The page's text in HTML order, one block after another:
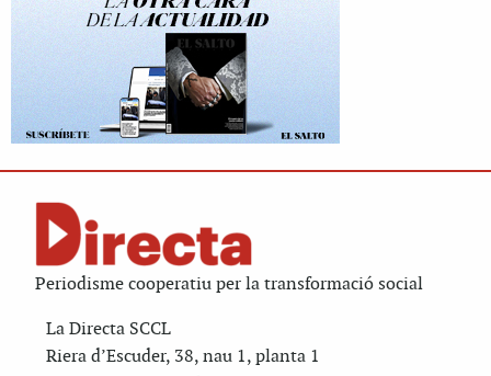
Periodisme cooperatiu per la transformació social
La Directa SCCL
Riera d’Escuder, 38, nau 1, planta 1